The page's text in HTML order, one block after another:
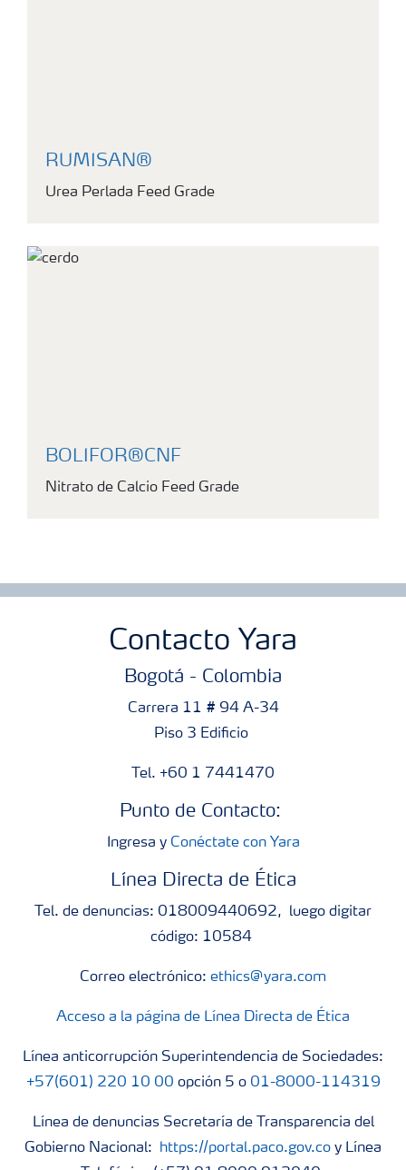
RUMISAN®
Urea Perlada Feed Grade
BOLIFOR®CNF
Nitrato de Calcio Feed Grade
Contacto Yara
Bogotá - Colombia
Carrera 11 # 94 A-34
Piso 3 Edificio
Tel. +60 1 7441470
Punto de Contacto:
Ingresa y Conéctate con Yara
Línea Directa de Ética
Tel. de denuncias: 018009440692, luego digitar
código: 10584
Correo electrónico: ethics@yara.com
Acceso a la página de Línea Directa de Ética
Línea anticorrupción Superintendencia de Sociedades:
+57(601) 220 10 00 opción 5 o 01-8000-114319
Línea de denuncias Secretaría de Transparencia del
Gobierno Nacional:
https://portal.paco.gov.co y Línea